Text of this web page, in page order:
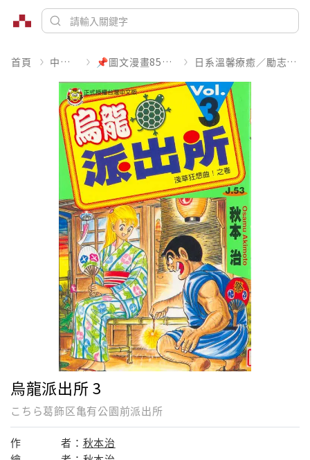
首頁 中文書 📌圖文漫畫85折起 日系溫馨療癒／勵志搞笑
烏龍派出所 3
こちら葛飾区亀有公園前派出所
作 者： 秋本治